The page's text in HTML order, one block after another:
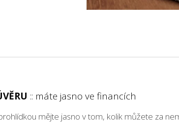
:: máte jasno ve financích
mějte jasno v tom, kolik můžete za